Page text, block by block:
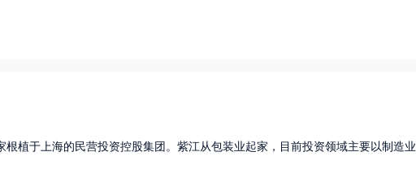
根植于上海的民营投资控股集团。紫江从包装业起家，目前投资领域主要以制造业